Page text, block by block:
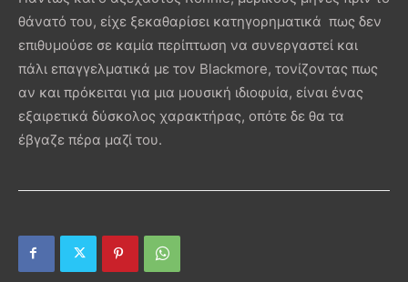
θάνατό του, είχε ξεκαθαρίσει κατηγορηματικά πως δεν
επιθυμούσε σε καμία περίπτωση να συνεργαστεί και
πάλι επαγγελματικά με τον Blackmore, τονίζοντας πως
αν και πρόκειται για μια μουσική ιδιοφυία, είναι ένας
εξαιρετικά δύσκολος χαρακτήρας, οπότε δε θα τα
έβγαζε πέρα μαζί του.